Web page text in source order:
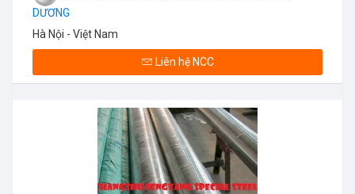
DƯƠNG
Hà Nội - Việt Nam
Liên hệ NCC